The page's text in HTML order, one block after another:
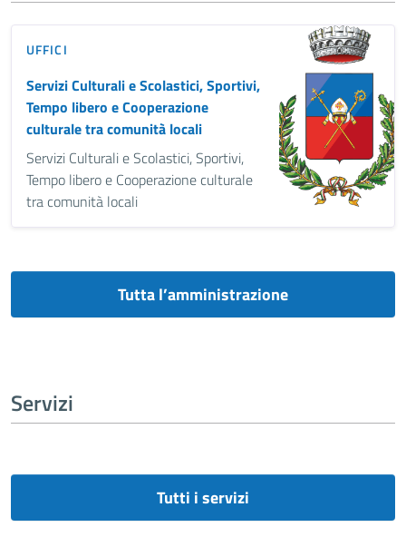
UFFICI
Servizi Culturali e Scolastici, Sportivi,
Tempo libero e Cooperazione
culturale tra comunità locali
Servizi Culturali e Scolastici, Sportivi,
Tempo libero e Cooperazione culturale
tra comunità locali
Tutta l’amministrazione
Servizi
Tutti i servizi